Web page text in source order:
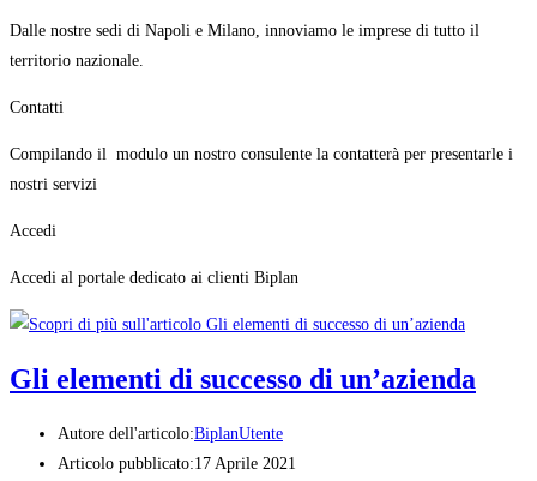
Dalle nostre sedi di Napoli e Milano, innoviamo le imprese di tutto il
territorio nazionale.
Contatti
Compilando il modulo un nostro consulente la contatterà per presentarle i
nostri servizi
Accedi
Accedi al portale dedicato ai clienti Biplan
Gli elementi di successo di un’azienda
Autore dell'articolo:BiplanUtente
Articolo pubblicato:17 Aprile 2021